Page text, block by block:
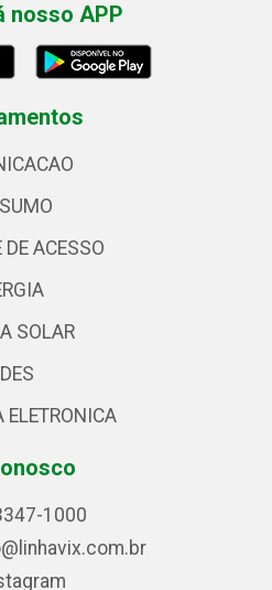
nosso APP
DE ACESSO
SOLAR
ELETRONICA
1000